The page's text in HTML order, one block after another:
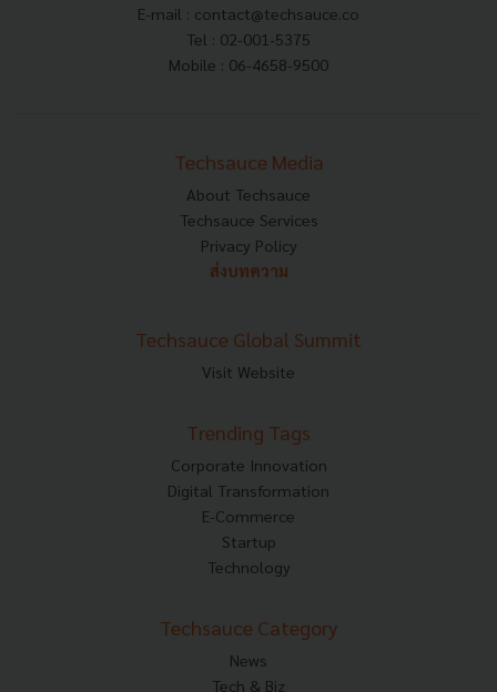
E-mail : contact@techsauce.co
Tel : 02-001-5375
Mobile : 06-4658-9500
Techsauce Media
About Techsauce
Techsauce Services
Privacy Policy
ส่งบทความ
Techsauce Global Summit
Visit Website
Trending Tags
Corporate Innovation
Digital Transformation
E-Commerce
Startup
Technology
Techsauce Category
News
Tech & Biz